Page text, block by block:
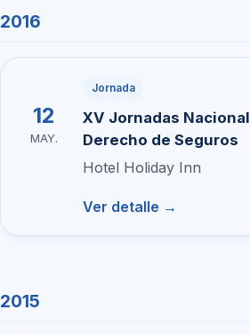
2016
12
MAY.
Jornada
XV Jornadas
Derecho de Seguros
Hotel Holiday Inn
Ver detalle →
2015